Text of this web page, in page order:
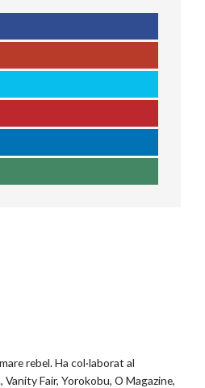
rebel. Ha col·laborat al
Vanity Fair, Yorokobu, O Magazine,